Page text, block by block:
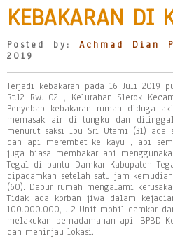
KEBAKARAN DI
Posted by: Achmad Dian
2019
Terjadi kebakaran pada 16 Juli 2019
Rt.12 Rw. 02 , Kelurahan Slerok
Penyebab kebakaran rumah diduga
memasak air di tungku dan
menurut saksi Ibu Sri Utami (31) ada
dan api merembet ke kayu , api
juga biasa membakar api
Tegal di bantu Damkar Kabupaten
dipadamkan setelah satu jam
(60). Dapur rumah mengalami
Tidak ada korban jiwa dalam
100.000.000,-. 2 Unit mobil damkar
melakukan pemadamanan api. BPBD
dan meninjau lokasi.